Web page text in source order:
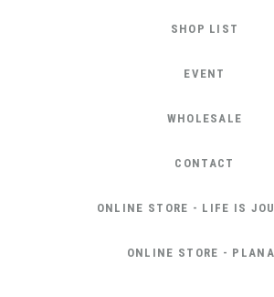
SHOP LIST
EVENT
WHOLESALE
CONTACT
ONLINE STORE - LIFE IS
ONLINE STORE -